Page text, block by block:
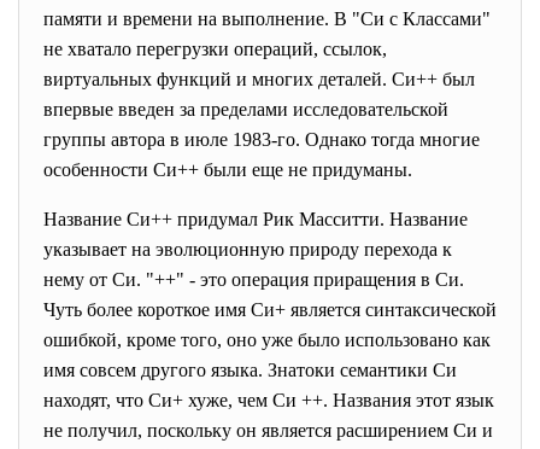
памяти и времени на выполнение. В "Cи с Классами"
не хватало перегрузки операций, ссылок,
виртуальных функций и многих деталей. Си++ был
впервые введен за пределами исследовательской
группы автора в июле 1983-го. Однако тогда многие
особенности Си++ были еще не придуманы.
Название Си++ придумал Рик Масситти. Название
указывает на эволюционную природу перехода к
нему от Cи. "++" - это операция приращения в Cи.
Чуть более короткое имя Cи+ является синтаксической
ошибкой, кроме того, оно уже было использовано как
имя совсем другого языка. Знатоки семантики Cи
находят, что Си+ хуже, чем Cи ++. Названия этот язык
не получил, поскольку он является расширением Cи и